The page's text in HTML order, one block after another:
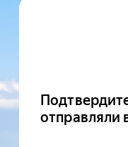
отправляли